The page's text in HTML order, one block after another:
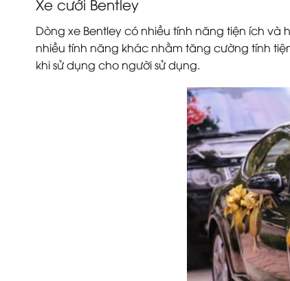
Dòng xe Bentley có nhiều tính năng tiện ích
nhiều tính năng khác nhằm tăng cường tính
khi sử dụng cho người sử dụng.